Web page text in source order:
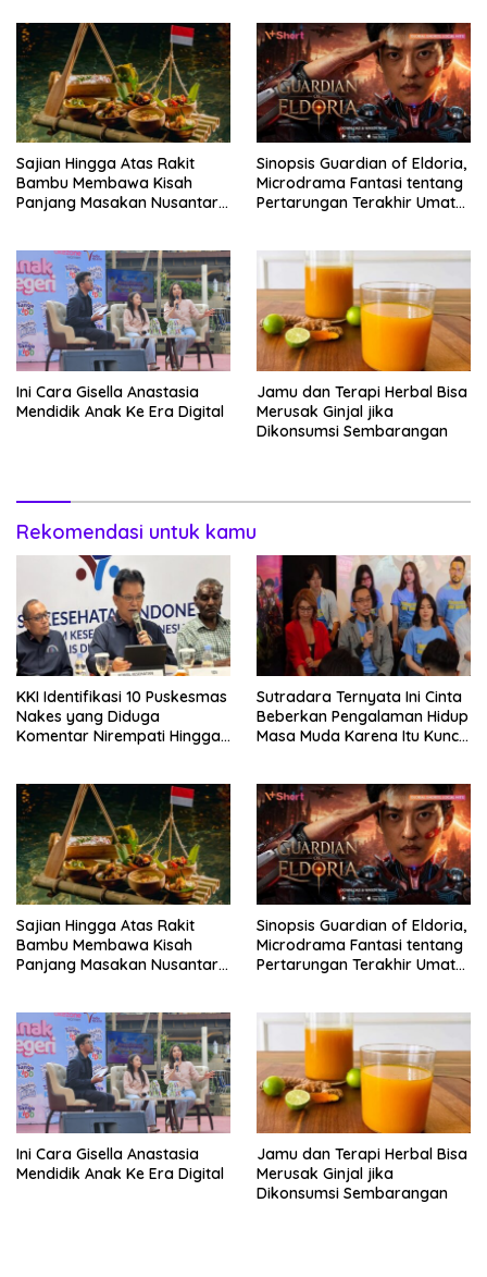
Dua
Sajian Hingga Atas Rakit
Bambu Membawa Kisah
Panjang Masakan Nusantara
Sinopsis Guardian of Eldoria,
Microdrama Fantasi tentang
Pertarungan Terakhir Umat
Ini Cara Gisella Anastasia
Mendidik Anak Ke Era Digital
Jamu dan Terapi Herbal Bisa
Merusak Ginjal jika
Dikonsumsi Sembarangan
Rekomendasi untuk kamu
KKI Identifikasi 10 Puskesmas
Nakes yang Diduga
Komentar Nirempati Hingga
Sutradara Ternyata Ini Cinta
Beberkan Pengalaman Hidup
Masa Muda Karena Itu Kunci
Dua
Sajian Hingga Atas Rakit
Bambu Membawa Kisah
Panjang Masakan Nusantara
Sinopsis Guardian of Eldoria,
Microdrama Fantasi tentang
Pertarungan Terakhir Umat
Ini Cara Gisella Anastasia
Mendidik Anak Ke Era Digital
Jamu dan Terapi Herbal Bisa
Merusak Ginjal jika
Dikonsumsi Sembarangan